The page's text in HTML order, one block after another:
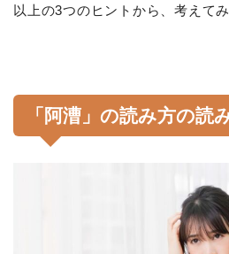
以上の3つのヒントから、考えて
「阿漕」の読み方の読